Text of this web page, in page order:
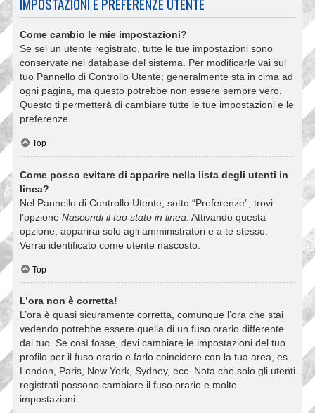
Come cambio le mie impostazioni?
Se sei un utente registrato, tutte le tue impostazioni sono
conservate nel database del sistema. Per modificarle vai sul
tuo Pannello di Controllo Utente; generalmente sta in cima ad
ogni pagina, ma questo potrebbe non essere sempre vero.
Questo ti permetterà di cambiare tutte le tue impostazioni e le
preferenze.
Top
Come posso evitare di apparire nella lista degli utenti in
linea?
Nel Pannello di Controllo Utente, sotto “Preferenze”, trovi
l’opzione Nascondi il tuo stato in linea . Attivando questa
opzione, apparirai solo agli amministratori e a te stesso.
Verrai identificato come utente nascosto.
Top
L’ora non è corretta!
L’ora è quasi sicuramente corretta, comunque l’ora che stai
vedendo potrebbe essere quella di un fuso orario differente
dal tuo. Se così fosse, devi cambiare le impostazioni del tuo
profilo per il fuso orario e farlo coincidere con la tua area, es.
London, Paris, New York, Sydney, ecc. Nota che solo gli utenti
registrati possono cambiare il fuso orario e molte
impostazioni.